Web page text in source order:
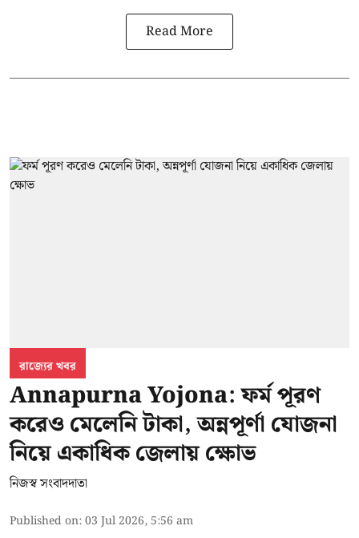
Read More
রাজ্যের খবর
Annapurna Yojona: ফর্ম পূরণ
করেও মেলেনি টাকা, অন্নপূর্ণা যোজনা
নিয়ে একাধিক জেলায় ক্ষোভ
নিজস্ব সংবাদদাতা
Published on:03 Jul 2026, 5:56 am